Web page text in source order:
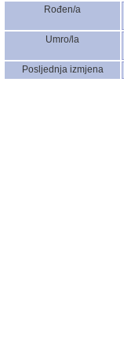
Rođen/a
Umro/la
Posljednja izmjena